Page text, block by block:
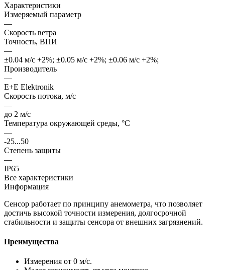
Характеристики
Измеряемый параметр
—
Скорость ветра
Точность, ВПИ
—
±0.04 м/с +2%; ±0.05 м/с +2%; ±0.06 м/с +2%;
Производитель
—
E+E Elektronik
Cкорость потока, м/c
—
до 2 м/с
Температура окружающей среды, °С
—
-25...50
Степень защиты
—
IP65
Все характеристики
Информация
Сенсор работает по принципу анемометра, что позволяет
достичь высокой точности измерения, долгосрочной
стабильности и защиты сенсора от внешних загрязнений.
Преимущества
Измерения от 0 м/с.